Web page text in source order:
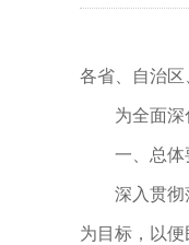
各省、自治
为全面深化
一、总体
深入贯彻落
为目标，以